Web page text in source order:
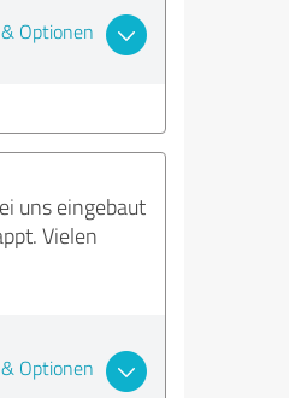
Optionen
uns eingebaut
Vielen
Optionen